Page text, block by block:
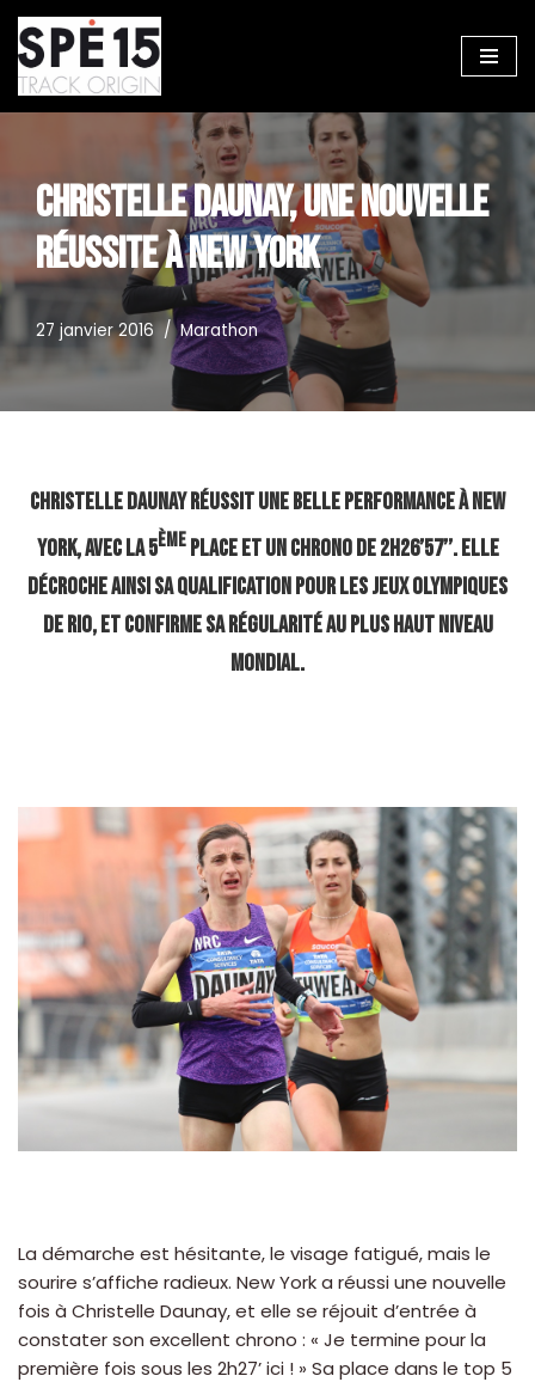
Aller
au
CHRISTELLE DAUNAY, UNE NOUVELLE
RÉUSSITE À NEW YORK
27 janvier 2016 Marathon
Christelle Daunay réussit une belle performance à New
York, avec la 5èmeplace et un chrono de 2h26’57’’. Elle
décroche ainsi sa qualification pour les Jeux Olympiques
de Rio, et confirme sa régularité au plus haut niveau
mondial.
La démarche est hésitante, le visage fatigué, mais le
sourire s’affiche radieux. New York a réussi une nouvelle
fois à Christelle Daunay, et elle se réjouit d’entrée à
constater son excellent chrono : « Je termine pour la
première fois sous les 2h27’ ici ! » Sa place dans le top 5